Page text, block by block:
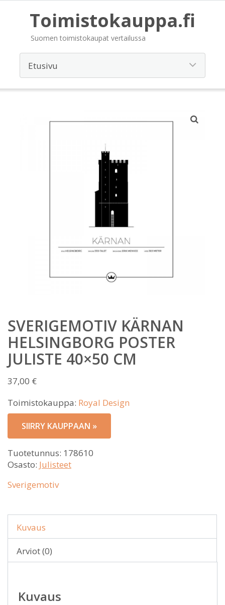
Toimistokauppa.fi
Suomen toimistokaupat vertailussa
SVERIGEMOTIV KÄRNAN
HELSINGBORG POSTER
JULISTE 40×50 CM
37,00 €
Toimistokauppa: Royal Design
SIIRRY KAUPPAAN »
Tuotetunnus: 178610
Osasto: Julisteet
Sverigemotiv
Kuvaus
Arviot (0)
Kuvaus